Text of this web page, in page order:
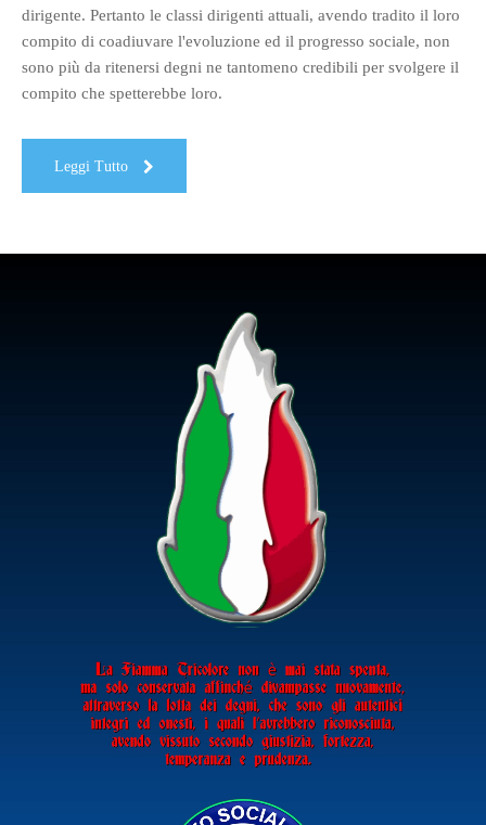
dirigente. Pertanto le classi dirigenti attuali, avendo tradito il loro
compito di coadiuvare l'evoluzione ed il progresso sociale, non
sono più da ritenersi degni ne tantomeno credibili per svolgere il
compito che spetterebbe loro.
Leggi Tutto